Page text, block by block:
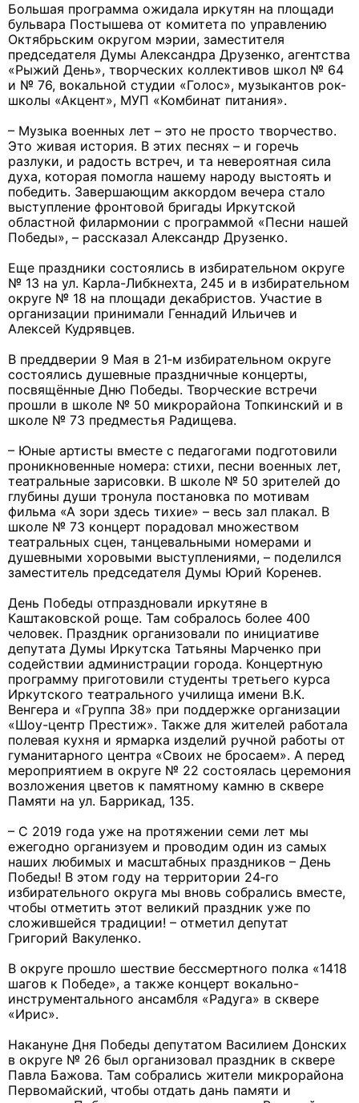
Большая программа ожидала иркутян на площади
бульвара Постышева от комитета по управлению
Октябрьским округом мэрии, заместителя
председателя Думы Александра Друзенко, агентства
«Рыжий День», творческих коллективов школ № 64
и № 76, вокальной студии «Голос», музыкантов рок-
школы «Акцент», МУП «Комбинат питания».
– Музыка военных лет – это не просто творчество.
Это живая история. В этих песнях – и горечь
разлуки, и радость встреч, и та невероятная сила
духа, которая помогла нашему народу выстоять и
победить. Завершающим аккордом вечера стало
выступление фронтовой бригады Иркутской
областной филармонии с программой «Песни нашей
Победы», – рассказал Александр Друзенко.
Еще праздники состоялись в избирательном округе
№ 13 на ул. Карла-Либкнехта, 245 и в избирательном
округе № 18 на площади декабристов. Участие в
организации принимали Геннадий Ильичев и
Алексей Кудрявцев.
В преддверии 9 Мая в 21‑м избирательном округе
состоялись душевные праздничные концерты,
посвящённые Дню Победы. Творческие встречи
прошли в школе № 50 микрорайона Топкинский и в
школе № 73 предместья Радищева.
– Юные артисты вместе с педагогами подготовили
проникновенные номера: стихи, песни военных лет,
театральные зарисовки. В школе № 50 зрителей до
глубины души тронула постановка по мотивам
фильма «А зори здесь тихие» – весь зал плакал. В
школе № 73 концерт порадовал множеством
театральных сцен, танцевальными номерами и
душевными хоровыми выступлениями, – поделился
заместитель председателя Думы Юрий Коренев.
День Победы отпраздновали иркутяне в
Каштаковской роще. Там собралось более 400
человек. Праздник организовали по инициативе
депутата Думы Иркутска Татьяны Марченко при
содействии администрации города. Концертную
программу приготовили студенты третьего курса
Иркутского театрального училища имени В.К.
Венгера и «Группа 38» при поддержке организации
«Шоу-центр Престиж». Также для жителей работала
полевая кухня и ярмарка изделий ручной работы от
гуманитарного центра «Своих не бросаем». А перед
мероприятием в округе № 22 состоялась церемония
возложения цветов к памятному камню в сквере
Памяти на ул. Баррикад, 135.
– С 2019 года уже на протяжении семи лет мы
ежегодно организуем и проводим один из самых
наших любимых и масштабных праздников – День
Победы! В этом году на территории 24‑го
избирательного округа мы вновь собрались вместе,
чтобы отметить этот великий праздник уже по
сложившейся традиции! – отметил депутат
Григорий Вакуленко.
В округе прошло шествие бессмертного полка «1418
шагов к Победе», а также концерт вокально-
инструментального ансамбля «Радуга» в сквере
«Ирис».
Накануне Дня Победы депутатом Василием Донских
в округе № 26 был организовал праздник в сквере
Павла Бажова. Там собрались жители микрорайона
Первомайский, чтобы отдать дань памяти и